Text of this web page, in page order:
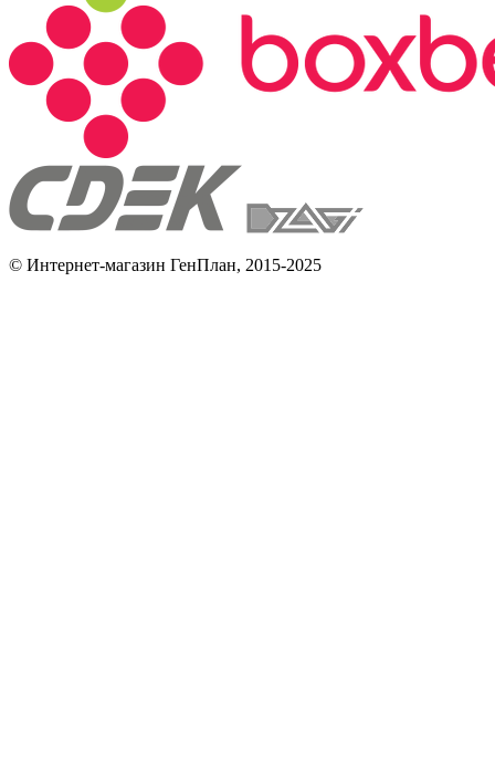
© Интернет-магазин ГенПлан, 2015-2025